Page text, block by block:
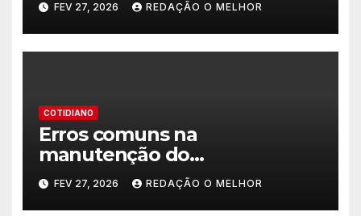
FEV 27, 2026 REDAÇÃO O MELHOR
COTIDIANO
Erros comuns na
manutenção do
encanamento residencial
FEV 27, 2026 REDAÇÃO O MELHOR